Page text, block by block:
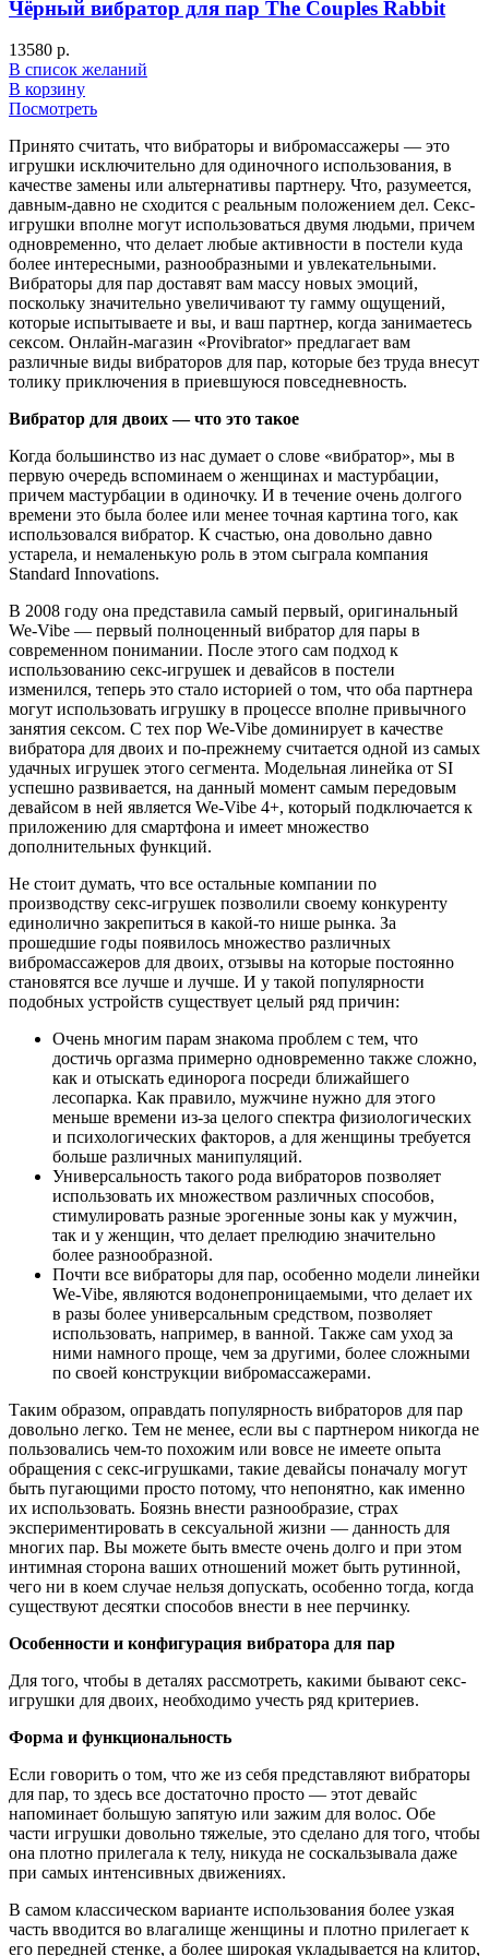
Чёрный вибратор для пар The Couples Rabbit
13580 р.
В список желаний
В корзину
Посмотреть
Принято считать, что вибраторы и вибромассажеры — это
игрушки исключительно для одиночного использования, в
качестве замены или альтернативы партнеру. Что, разумеется,
давным-давно не сходится с реальным положением дел. Секс-
игрушки вполне могут использоваться двумя людьми, причем
одновременно, что делает любые активности в постели куда
более интересными, разнообразными и увлекательными.
Вибраторы для пар доставят вам массу новых эмоций,
поскольку значительно увеличивают ту гамму ощущений,
которые испытываете и вы, и ваш партнер, когда занимаетесь
сексом. Онлайн-магазин «Provibrator» предлагает вам
различные виды вибраторов для пар, которые без труда внесут
толику приключения в приевшуюся повседневность.
Вибратор для двоих — что это такое
Когда большинство из нас думает о слове «вибратор», мы в
первую очередь вспоминаем о женщинах и мастурбации,
причем мастурбации в одиночку. И в течение очень долгого
времени это была более или менее точная картина того, как
использовался вибратор. К счастью, она довольно давно
устарела, и немаленькую роль в этом сыграла компания
Standard Innovations.
В 2008 году она представила самый первый, оригинальный
We-Vibe — первый полноценный вибратор для пары в
современном понимании. После этого сам подход к
использованию секс-игрушек и девайсов в постели
изменился, теперь это стало историей о том, что оба партнера
могут использовать игрушку в процессе вполне привычного
занятия сексом. С тех пор We-Vibe доминирует в качестве
вибратора для двоих и по-прежнему считается одной из самых
удачных игрушек этого сегмента. Модельная линейка от SI
успешно развивается, на данный момент самым передовым
девайсом в ней является We-Vibe 4+, который подключается к
приложению для смартфона и имеет множество
дополнительных функций.
Не стоит думать, что все остальные компании по
производству секс-игрушек позволили своему конкуренту
единолично закрепиться в какой-то нише рынка. За
прошедшие годы появилось множество различных
вибромассажеров для двоих, отзывы на которые постоянно
становятся все лучше и лучше. И у такой популярности
подобных устройств существует целый ряд причин:
Очень многим парам знакома проблем с тем, что
достичь оргазма примерно одновременно также сложно,
как и отыскать единорога посреди ближайшего
лесопарка. Как правило, мужчине нужно для этого
меньше времени из-за целого спектра физиологических
и психологических факторов, а для женщины требуется
больше различных манипуляций.
Универсальность такого рода вибраторов позволяет
использовать их множеством различных способов,
стимулировать разные эрогенные зоны как у мужчин,
так и у женщин, что делает прелюдию значительно
более разнообразной.
Почти все вибраторы для пар, особенно модели линейки
We-Vibe, являются водонепроницаемыми, что делает их
в разы более универсальным средством, позволяет
использовать, например, в ванной. Также сам уход за
ними намного проще, чем за другими, более сложными
по своей конструкции вибромассажерами.
Таким образом, оправдать популярность вибраторов для пар
довольно легко. Тем не менее, если вы с партнером никогда не
пользовались чем-то похожим или вовсе не имеете опыта
обращения с секс-игрушками, такие девайсы поначалу могут
быть пугающими просто потому, что непонятно, как именно
их использовать. Боязнь внести разнообразие, страх
экспериментировать в сексуальной жизни — данность для
многих пар. Вы можете быть вместе очень долго и при этом
интимная сторона ваших отношений может быть рутинной,
чего ни в коем случае нельзя допускать, особенно тогда, когда
существуют десятки способов внести в нее перчинку.
Особенности и конфигурация вибратора для пар
Для того, чтобы в деталях рассмотреть, какими бывают секс-
игрушки для двоих, необходимо учесть ряд критериев.
Форма и функциональность
Если говорить о том, что же из себя представляют вибраторы
для пар, то здесь все достаточно просто — этот девайс
напоминает большую запятую или зажим для волос. Обе
части игрушки довольно тяжелые, это сделано для того, чтобы
она плотно прилегала к телу, никуда не соскальзывала даже
при самых интенсивных движениях.
В самом классическом варианте использования более узкая
часть вводится во влагалище женщины и плотно прилегает к
его передней стенке, а более широкая укладывается на клитор,